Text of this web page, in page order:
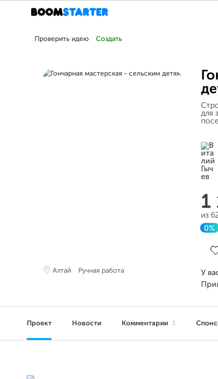
Проверить идею Создать
Алтай Ручная работа
для
1
из
0%
У
Проект Новости Комментарии 1